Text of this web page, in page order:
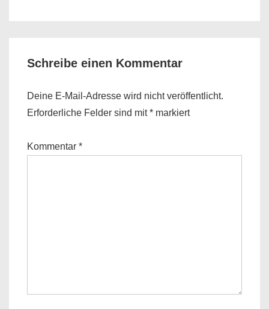
Schreibe einen Kommentar
Deine E-Mail-Adresse wird nicht veröffentlicht.
Erforderliche Felder sind mit* markiert
Kommentar *